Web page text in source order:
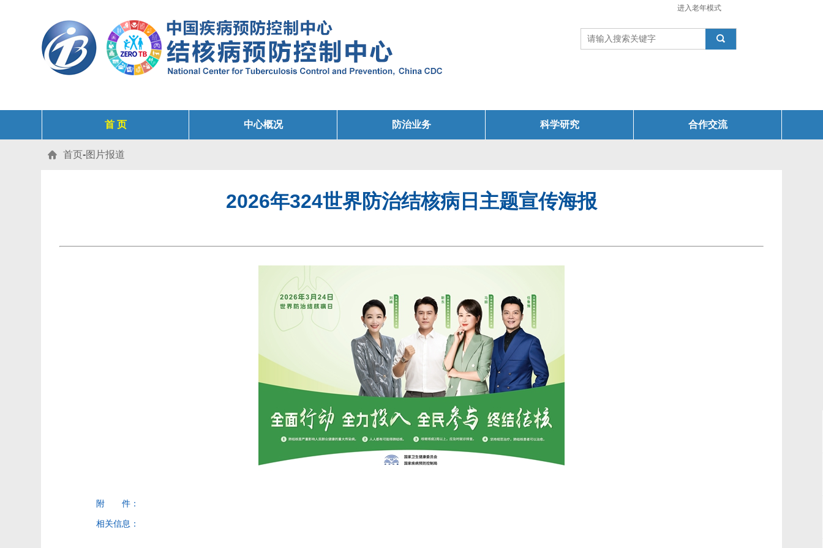
进入老年模式

首 页 中心概况 防治业务 科学研究 合作交流
 首页-图片报道
2026年324世界防治结核病日主题宣传海报
附 件：
相关信息：